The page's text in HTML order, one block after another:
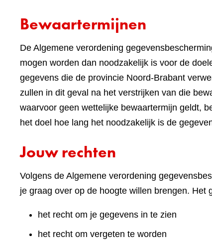
Bewaartermijnen
De Algemene verordening
mogen worden dan noodzakelijk is voor de
gegevens die de provincie Noord-Brabant
zullen in dit geval na het verstrijken van die
waarvoor geen wettelijke bewaartermijn geldt,
het doel hoe lang het noodzakelijk is de
Jouw rechten
Volgens de Algemene verordening
je graag over op de hoogte willen brengen. Het
het recht om je gegevens in te zien
het recht om vergeten te worden